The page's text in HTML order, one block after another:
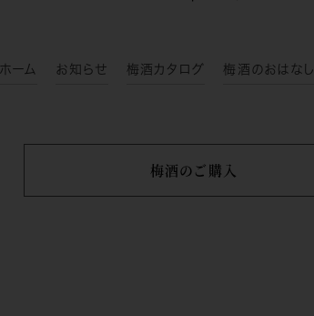
ホーム お知らせ 梅酒カタログ 梅酒のおはなし
梅酒のご購入